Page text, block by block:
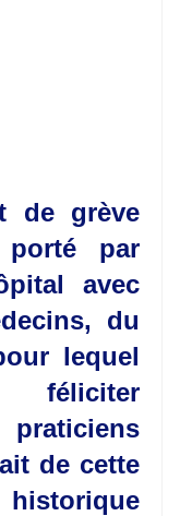
de grève
par
avec
du
lequel
de cette